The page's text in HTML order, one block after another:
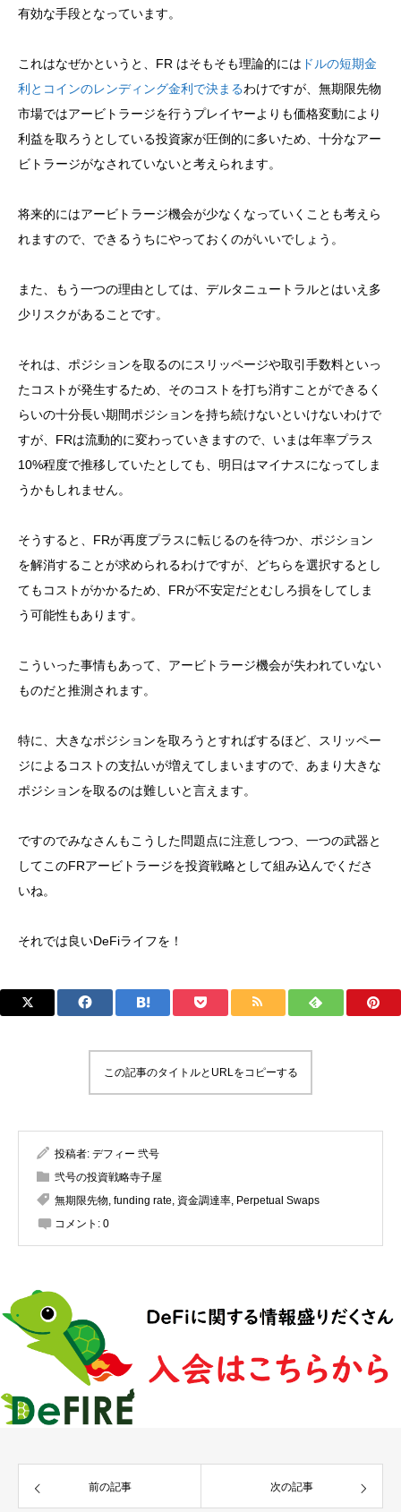
有効な手段となっています。
これはなぜかというと、FR はそもそも理論的には ドルの短期金
利とコインのレンディング金利で決まるわけですが、無期限先物
市場ではアービトラージを行うプレイヤーよりも価格変動により
利益を取ろうとしている投資家が圧倒的に多いため、十分なアー
ビトラージがなされていないと考えられます。
将来的にはアービトラージ機会が少なくなっていくことも考えら
れますので、できるうちにやっておくのがいいでしょう。
また、もう一つの理由としては、デルタニュートラルとはいえ多
少リスクがあることです。
それは、ポジションを取るのにスリッページや取引手数料といっ
たコストが発生するため、そのコストを打ち消すことができるく
らいの十分長い期間ポジションを持ち続けないといけないわけで
すが、FRは流動的に変わっていきますので、いまは年率プラス
10%程度で推移していたとしても、明日はマイナスになってしま
うかもしれません。
そうすると、FRが再度プラスに転じるのを待つか、ポジション
を解消することが求められるわけですが、どちらを選択するとし
てもコストがかかるため、FRが不安定だとむしろ損をしてしま
う可能性もあります。
こういった事情もあって、アービトラージ機会が失われていない
ものだと推測されます。
特に、大きなポジションを取ろうとすればするほど、スリッペー
ジによるコストの支払いが増えてしまいますので、あまり大きな
ポジションを取るのは難しいと言えます。
ですのでみなさんもこうした問題点に注意しつつ、一つの武器と
してこのFRアービトラージを投資戦略として組み込んでくださ
いね。
それでは良いDeFiライフを！
この記事のタイトルとURLをコピーする
投稿者: デフィー 弐号
弐号の投資戦略寺子屋
無期限先物, funding rate, 資金調達率, Perpetual Swaps
コメント: 0
前の記事 次の記事